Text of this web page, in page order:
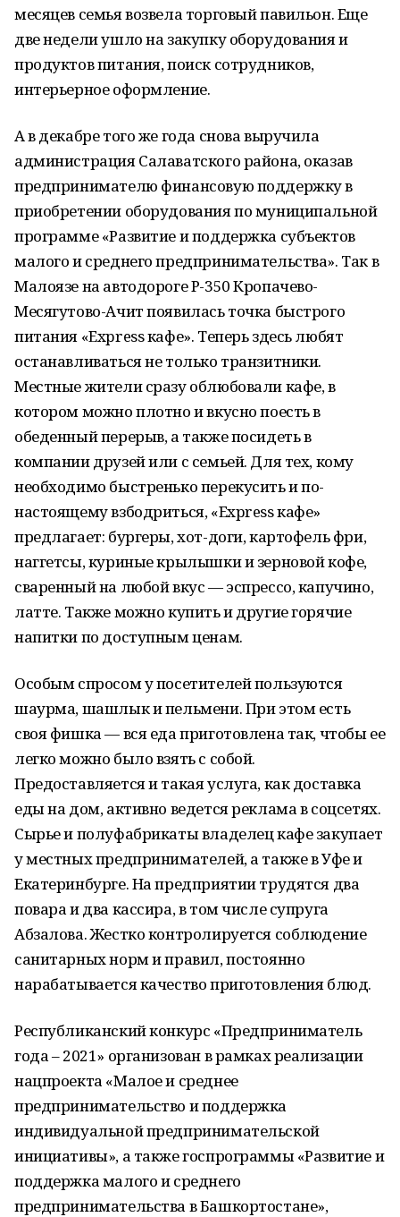
месяцев семья возвела торговый павильон. Еще
две недели ушло на закупку оборудования и
продуктов питания, поиск сотрудников,
интерьерное оформление.
А в декабре того же года снова выручила
администрация Салаватского района, оказав
предпринимателю финансовую поддержку в
приобретении оборудования по муниципальной
программе «Развитие и поддержка субъектов
малого и среднего предпринимательства». Так в
Малоязе на автодороге Р-350 Кропачево-
Месягутово-Ачит появилась точка быстрого
питания «Express кафе». Теперь здесь любят
останавливаться не только транзитники.
Местные жители сразу облюбовали кафе, в
котором можно плотно и вкусно поесть в
обеденный перерыв, а также посидеть в
компании друзей или с семьей. Для тех, кому
необходимо быстренько перекусить и по-
настоящему взбодриться, «Express кафе»
предлагает: бургеры, хот-доги, картофель фри,
наггетсы, куриные крылышки и зерновой кофе,
сваренный на любой вкус — эспрессо, капучино,
латте. Также можно купить и другие горячие
напитки по доступным ценам.
Особым спросом у посетителей пользуются
шаурма, шашлык и пельмени. При этом есть
своя фишка — вся еда приготовлена так, чтобы ее
легко можно было взять с собой.
Предоставляется и такая услуга, как доставка
еды на дом, активно ведется реклама в соцсетях.
Сырье и полуфабрикаты владелец кафе закупает
у местных предпринимателей, а также в Уфе и
Екатеринбурге. На предприятии трудятся два
повара и два кассира, в том числе супруга
Абзалова. Жестко контролируется соблюдение
санитарных норм и правил, постоянно
нарабатывается качество приготовления блюд.
Республиканский конкурс «Предприниматель
года – 2021» организован в рамках реализации
нацпроекта «Малое и среднее
предпринимательство и поддержка
индивидуальной предпринимательской
инициативы», а также госпрограммы «Развитие и
поддержка малого и среднего
предпринимательства в Башкортостане»,